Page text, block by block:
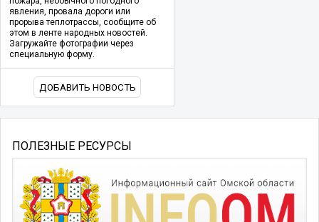
явления, провала дороги или
прорыва теплотрассы, сообщите об
этом в ленте народных новостей.
Загружайте фотографии через
специальную форму.
ДОБАВИТЬ НОВОСТЬ
ПОЛЕЗНЫЕ РЕСУРСЫ